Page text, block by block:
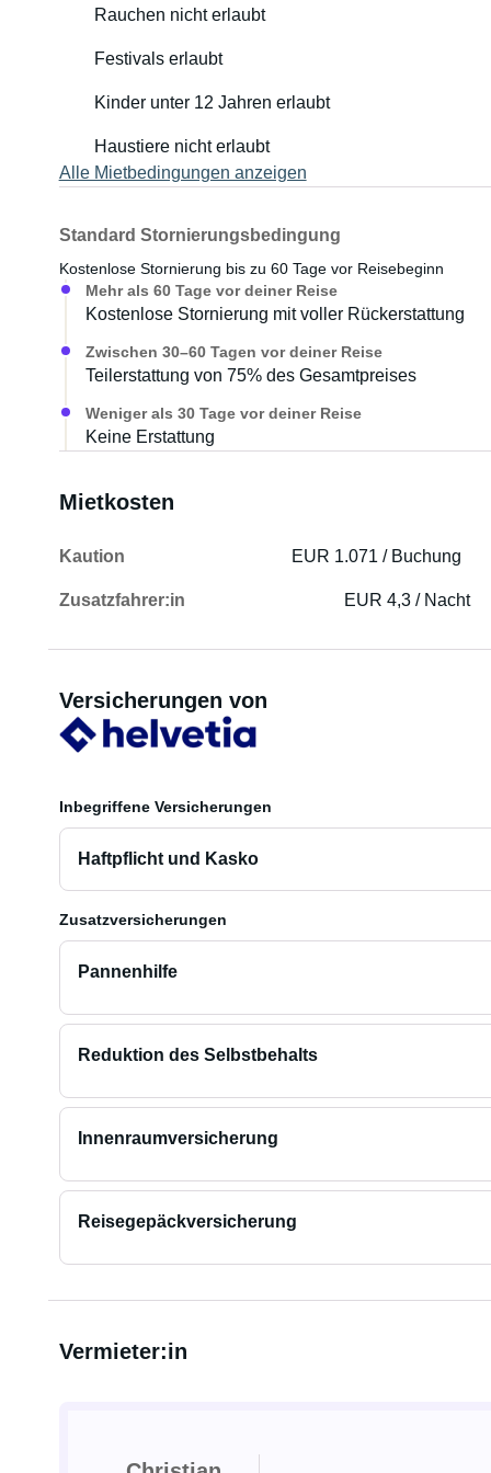
Rauchen nicht erlaubt
Festivals erlaubt
Kinder unter 12 Jahren erlaubt
Haustiere nicht erlaubt
Alle Mietbedingungen anzeigen
Standard Stornierungsbedingung
Kostenlose Stornierung bis zu 60 Tage vor Reisebeginn
Mehr als 60 Tage vor deiner Reise
Kostenlose Stornierung mit voller Rückerstattung
Zwischen 30–60 Tagen vor deiner Reise
Teilerstattung von 75% des Gesamtpreises
Weniger als 30 Tage vor deiner Reise
Keine Erstattung
Mietkosten
Kaution EUR 1.071 / Buchung
Zusatzfahrer:in EUR 4,3 / Nacht
Versicherungen von
Inbegriffene Versicherungen
Haftpflicht und Kasko
Zusatzversicherungen
Pannenhilfe
Reduktion des Selbstbehalts
Innenraumversicherung
Reisegepäckversicherung
Vermieter:in